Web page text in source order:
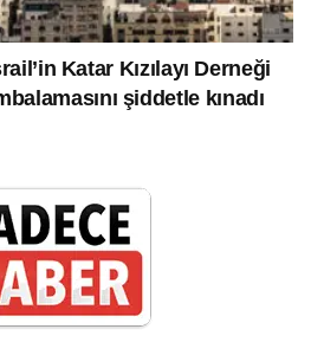
Katar Kızılayı Derneği
şiddetle kınadı